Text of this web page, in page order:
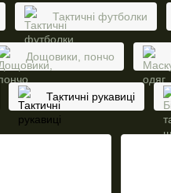
Тактичні футболки
Дощовики, пончо
Тактичні рукавиці